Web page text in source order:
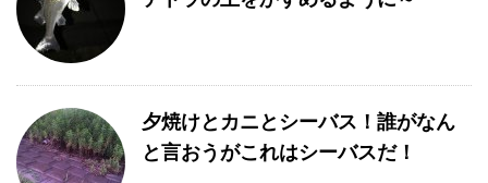
夕焼けとカニとシーバス！誰がなん
と言おうがこれはシーバスだ！